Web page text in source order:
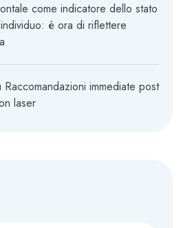
come indicatore dello stato
è ora di riflettere
Raccomandazioni immediate post
laser